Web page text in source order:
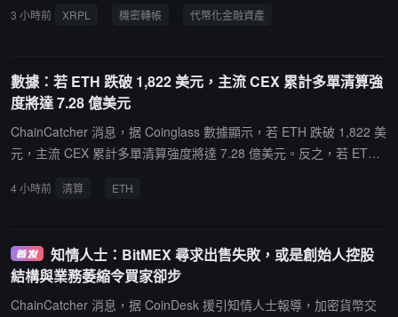
h、Sponsor、Permission Delegation、Dynamic MPT 等五項提案，
持續兩週超過 80% 的支持後才能啟用。市場關注未來 Aviva、Ondo
等已在 XRPL 發行資產的機構是否會採用該隱私功能。
密，同時保留帳戶及代幣類型可見性。該功能主要面向 XRPL 上的多
證交易有效性，但無需公開具體金額。據市場消息，XRPL 目前已有
約 13.8 億美元鏈上現實世界資產（RWA），其中包括約 8.457 億美
元 RLUSD。除 RLUSD 外，XRPL 上還有超過 5.3 億美元的代幣化
資產，涉及 Ondo、VERT Capital、Archax 及法國興業銀行等發行
Sponsor、Permission Delegation、Dynamic MPT 等五項提案，分
續兩週超過 80% 的支持後才能啟用。市場關注未來 Aviva、Ondo 等
已在 XRPL 發行資產的機構是否會採用該隱私功能。
3 小時前 XRPL 機密轉帳 代幣化金融資產
數據：若 ETH 跌破 1,822 美元，主流 CEX 累計多單清算強
度將達 7.28 億美元
ChainCatcher 消息，据 Coinglass 數據顯示，若 ETH 跌破 1,822 美
元，主流 CEX 累計多單清算強度將達 7.28 億美元。反之，若 ETH
4 小時前 清算 ETH
知情人士：BitMEX 尋求出售失敗，或是創始人控股
結構與業務萎縮令買家卻步
ChainCatcher 消息，据 CoinDesk 援引知情人士報導，加密貨幣交